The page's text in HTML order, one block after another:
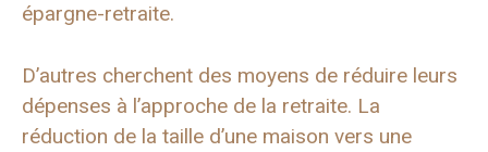
épargne-retraite.
D’autres cherchent des moyens de réduire leurs
dépenses à l’approche de la retraite. La
réduction de la taille d’une maison vers une